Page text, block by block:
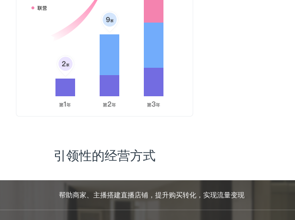
引领性的经营方式
帮助传统企业、电商、媒体卖家快速获得订单，建立分销网络
有赞分销市场，有赞帮你
对接百万微商城和微小店店
分销
为企业（加盟连锁）量身定制
帮助商家、主播搭建直播店铺，提升购买转化，实现流量变现